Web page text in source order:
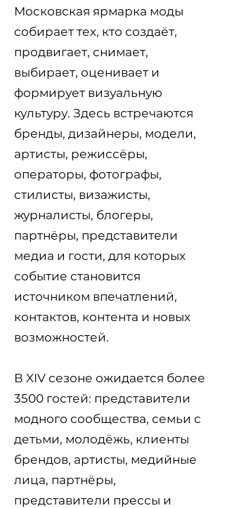
Московская ярмарка моды
собирает тех, кто создаёт,
продвигает, снимает,
выбирает, оценивает и
формирует визуальную
культуру. Здесь встречаются
бренды, дизайнеры, модели,
артисты, режиссёры,
операторы, фотографы,
стилисты, визажисты,
журналисты, блогеры,
партнёры, представители
медиа и гости, для которых
событие становится
источником впечатлений,
контактов, контента и новых
возможностей.
В XIV сезоне ожидается более
3500 гостей: представители
модного сообщества, семьи с
детьми, молодёжь, клиенты
брендов, артисты, медийные
лица, партнёры,
представители прессы и